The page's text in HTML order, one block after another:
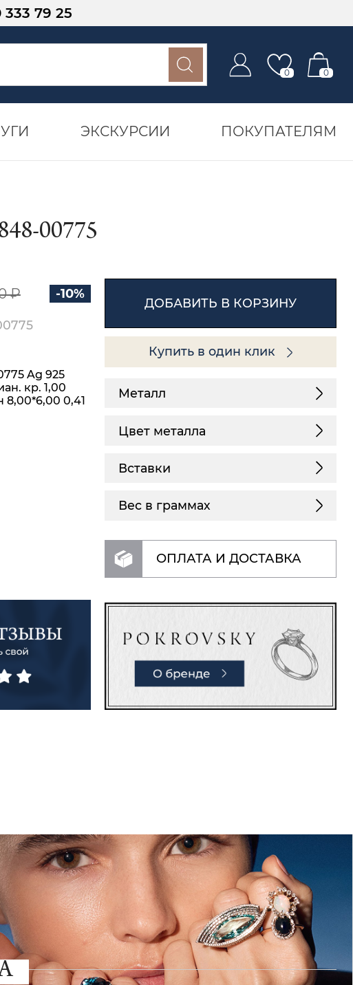
333 79 25
0 0
ЭКСКУРСИИ ПОКУПАТЕЛЯМ
00775
₽ -10%
Ag 925
кр. 1,00
8,00*6,00 0,41
ДОБАВИТЬ В КОРЗИНУ
Купить в один клик
Металл
Цвет металла
Вставки
Вес в граммах
ОПЛАТА И ДОСТАВКА